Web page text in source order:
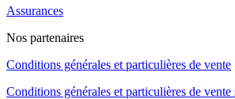
Assurances
Nos partenaires
Conditions générales et particulières de vente
Conditions générales et particulières de vente